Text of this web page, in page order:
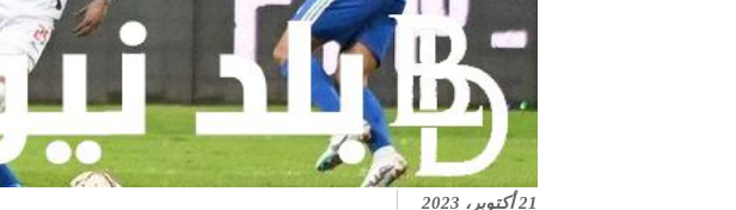
21 أكتوبر، 2023